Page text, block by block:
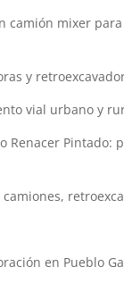
camión mixer
y
vial urbano y
Pintado:
en Pueblo